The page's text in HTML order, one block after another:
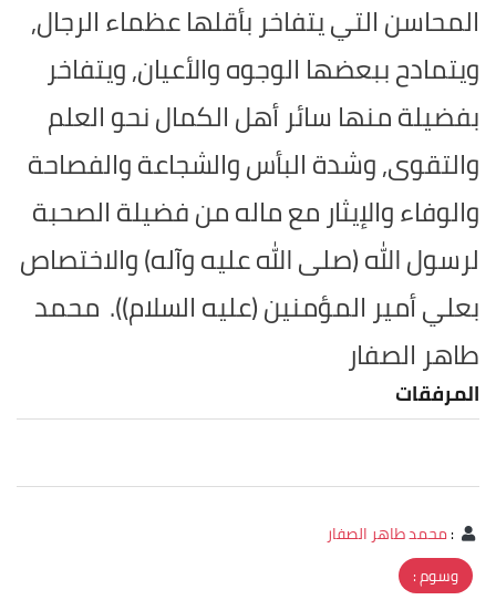
المحاسن التي يتفاخر بأقلها عظماء الرجال,
ويتمادح ببعضها الوجوه والأعيان, ويتفاخر
بفضيلة منها سائر أهل الكمال نحو العلم
والتقوى, وشدة البأس والشجاعة والفصاحة
والوفاء والإيثار مع ماله من فضيلة الصحبة
لرسول الله (صلى الله عليه وآله) والاختصاص
بعلي أمير المؤمنين (عليه السلام)). محمد
طاهر الصفار
المرفقات
:محمد طاهر الصفار
وسوم :